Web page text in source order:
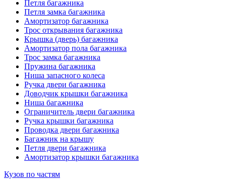
Петля багажника
Петля замка багажника
Амортизатор багажника
Трос открывания багажника
Крышка (дверь) багажника
Амортизатор пола багажника
Трос замка багажника
Пружина багажника
Ниша запасного колеса
Ручка двери багажника
Доводчик крышки багажника
Ниша багажника
Ограничитель двери багажника
Ручка крышки багажника
Проводка двери багажника
Багажник на крышу
Петля двери багажника
Амортизатор крышки багажника
Кузов по частям